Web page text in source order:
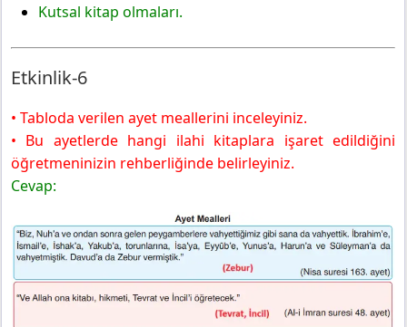
Kutsal kitap olmaları.
Etkinlik-6
• Tabloda verilen ayet meallerini inceleyiniz.
• Bu ayetlerde hangi ilahi kitaplara işaret edildiğini
öğretmeninizin rehberliğinde belirleyiniz.
Cevap: